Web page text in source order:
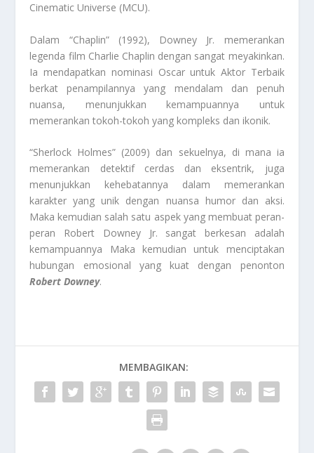
Cinematic Universe (MCU).
Dalam “Chaplin” (1992), Downey Jr. memerankan
legenda film Charlie Chaplin dengan sangat meyakinkan.
Ia mendapatkan nominasi Oscar untuk Aktor Terbaik
berkat penampilannya yang mendalam dan penuh
nuansa, menunjukkan kemampuannya untuk
memerankan tokoh-tokoh yang kompleks dan ikonik.
“Sherlock Holmes” (2009) dan sekuelnya, di mana ia
memerankan detektif cerdas dan eksentrik, juga
menunjukkan kehebatannya dalam memerankan
karakter yang unik dengan nuansa humor dan aksi.
Maka kemudian salah satu aspek yang membuat peran-
peran Robert Downey Jr. sangat berkesan adalah
kemampuannya Maka kemudian untuk menciptakan
hubungan emosional yang kuat dengan penonton
Robert Downey.
MEMBAGIKAN: